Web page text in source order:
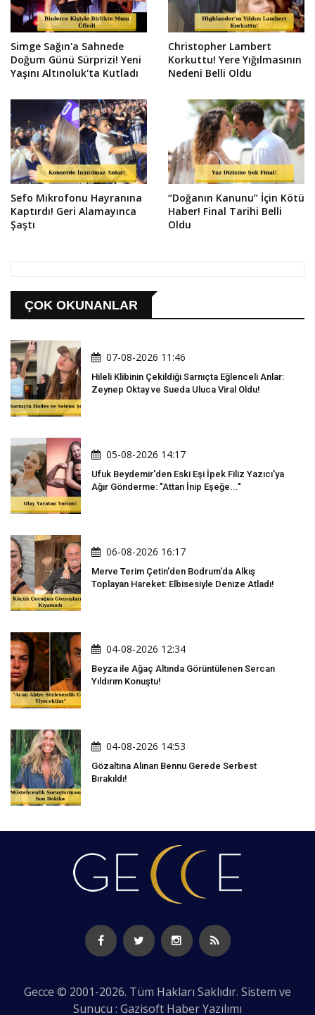
Simge Sağın'a Sahnede
Doğum Günü Sürprizi! Yeni
Yaşını Altınoluk'ta Kutladı
Christopher Lambert
Korkuttu! Yere Yığılmasının
Nedeni Belli Oldu
Sefo Mikrofonu Hayranına
Kaptırdı! Geri Alamayınca
Şaştı
“Doğanın Kanunu” İçin Kötü
Haber! Final Tarihi Belli
Oldu
ÇOK OKUNANLAR
07-08-2026 11:46
Hileli Klibinin Çekildiği Sarnıçta Eğlenceli Anlar:
Zeynep Oktay ve Sueda Uluca Viral Oldu!
05-08-2026 14:17
Ufuk Beydemir'den Eski Eşi İpek Filiz Yazıcı'ya
Ağır Gönderme: "Attan İnip Eşeğe..."
06-08-2026 16:17
Merve Terim Çetin'den Bodrum'da Alkış
Toplayan Hareket: Elbisesiyle Denize Atladı!
04-08-2026 12:34
Beyza ile Ağaç Altında Görüntülenen Sercan
Yıldırım Konuştu!
04-08-2026 14:53
Gözaltına Alınan Bennu Gerede Serbest
Bırakıldı!
Gecce © 2001-2026. Tüm Hakları Saklıdır. Sistem ve
Sunucu : Gazisoft Haber Yazılımı